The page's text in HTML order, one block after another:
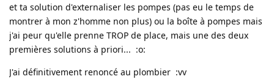
et ta solution d'externaliser les pompes (pas eu le temps de
montrer à mon z'homme non plus) ou la boîte à pompes mais
j'ai peur qu'elle prenne TROP de place, mais une des deux
premières solutions à priori... :o:
J'ai définitivement renoncé au plombier :vv